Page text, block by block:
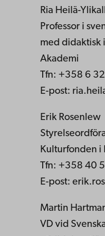
Ria Heilä-
Professor i
med didaktisk
Akademi
Tfn: +358 6
E-post:
Erik Rosenlew
Kulturfonden i
Tfn: +358 40
E-post:
Martin
VD vid